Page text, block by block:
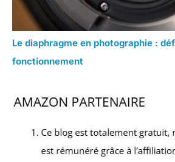
Le diaphragme en photographie :
fonctionnement